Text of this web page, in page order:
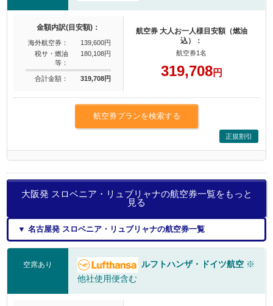
金額内訳(目安額)：
海外航空券：
139,600円
税サ・燃油
等：
180,108円
合計金額： 319,708円
航空券 大人お一人様目安額（燃油
込）：
航空券1名
319,708円
航空券プランを検索する
正規割引
大阪発 スロベニア・リュブリャナの航空券一覧をもっと
見る
▼ 名古屋発 スロベニア・リュブリャナの航空券一覧
空席あり ルフトハンザ・ドイツ航空 ※
他社使用便含む